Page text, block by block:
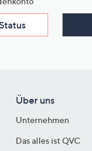
Über uns
Unternehmen
Das alles ist QVC